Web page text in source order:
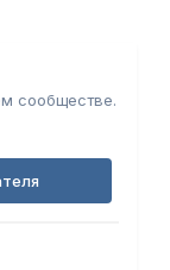
сообществе.